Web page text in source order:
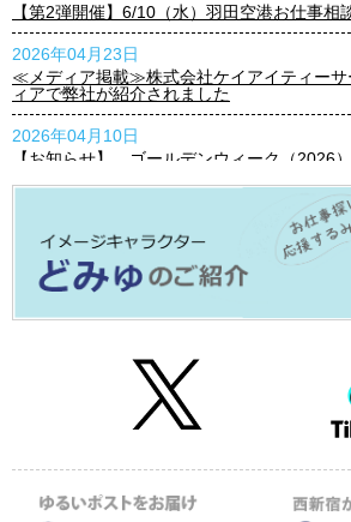
【第2弾開催】6/10（水）羽田空港お仕事相
2026年04月23日
≪メディア掲載≫株式会社ケイアイティーサ
ィアで弊社が紹介されました
2026年04月10日
【お知らせ】 ゴールデンウィーク（2026
【お知らせ】3月25日(水)『プレミアムウェ
2026年01月09日
≪メディア掲載≫株式会社CAREER FOCUS
紹介されました！
2026年01月05日
【お知らせ】新年のご挨拶2026
2025年12月15日
2025年08月20日
サイト一部リニューアルのお知らせ